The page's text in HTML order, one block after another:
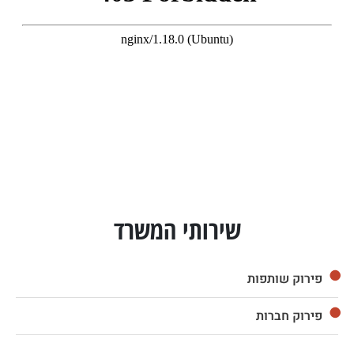
שירותי המשרד
פירוק שותפות
פירוק חברות